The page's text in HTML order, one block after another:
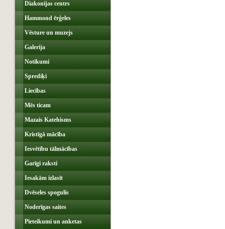
Diakonijas centrs
Hammond ērģeles
Vēsture un muzejs
Galerija
Notikumi
Sprediķi
Liecības
Mēs ticam
Mazais Katehisms
Kristīgā mācība
Iesvētību tālmācības
Garīgi raksti
Iesakām izlasīt
Dvēseles spogulis
Noderīgas saites
Pieteikumi un anketas